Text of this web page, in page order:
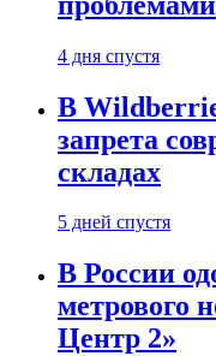
4 дня спустя
В
запрета
складах
5 дней спустя
В России
метрового
Центр 2»